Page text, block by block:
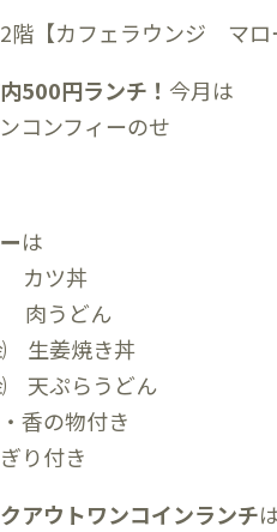
階【カフェラウンジ マロ
500円ランチ！ 今月は
コンフィーのせ
は
カツ丼
肉うどん
生姜焼き丼
天ぷらうどん
香の物付き
り付き
アウトワンコインランチ